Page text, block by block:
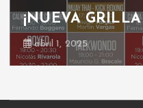
¡NUEVA
abril 1, 2025